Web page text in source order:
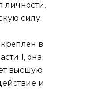
личности,
силу.
в
1, она
высшую
и